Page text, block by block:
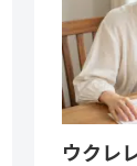
ウクレ